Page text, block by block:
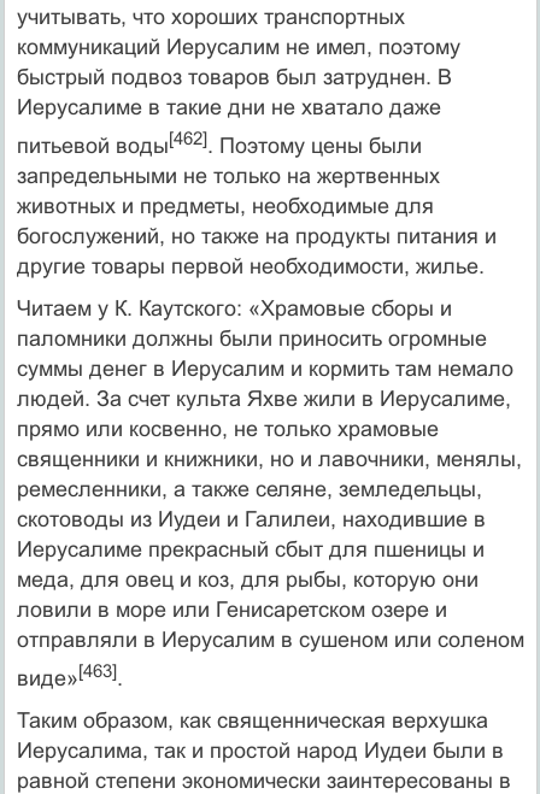
учитывать, что хороших транспортных
коммуникаций Иерусалим не имел, поэтому
быстрый подвоз товаров был затруднен. В
Иерусалиме в такие дни не хватало даже
питьевой воды[462]. Поэтому цены были
запредельными не только на жертвенных
животных и предметы, необходимые для
богослужений, но также на продукты питания и
другие товары первой необходимости, жилье.
Читаем у К. Каутского: «Храмовые сборы и
паломники должны были приносить огромные
суммы денег в Иерусалим и кормить там немало
людей. За счет культа Яхве жили в Иерусалиме,
прямо или косвенно, не только храмовые
священники и книжники, но и лавочники, менялы,
ремесленники, а также селяне, земледельцы,
скотоводы из Иудеи и Галилеи, находившие в
Иерусалиме прекрасный сбыт для пшеницы и
меда, для овец и коз, для рыбы, которую они
ловили в море или Генисаретском озере и
отправляли в Иерусалим в сушеном или соленом
виде»[463].
Таким образом, как священническая верхушка
Иерусалима, так и простой народ Иудеи были в
равной степени экономически заинтересованы в